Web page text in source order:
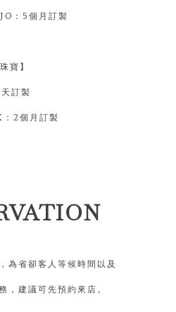
：5個月訂製
寶】
訂製
2個月訂製
為省卻客人等候時間以及
，建議可先預約來店。